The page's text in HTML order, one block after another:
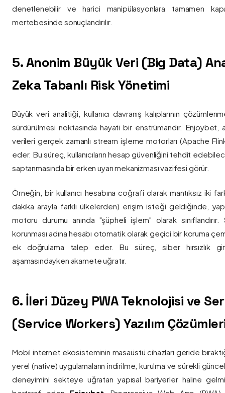
denetlenebilir ve harici manipülasyonlara tamamen
mertebesinde sonuçlandırılır.
5. Anonim Büyük Veri (Big Data)
Zeka Tabanlı Risk Yönetimi
Büyük veri analitiği, kullanıcı davranış kalıplarının
sürdürülmesi noktasında hayati bir enstrümandır. Enjoybet,
verileri gerçek zamanlı stream işleme motorları (Apache Flink
eder. Bu süreç, kullanıcıların hesap güvenliğini tehdit
saptanmasında bir erken uyarı mekanizması vazifesi görür.
Örneğin, bir kullanıcı hesabına coğrafi olarak mantıksız iki
dakika arayla farklı ülkelerden) erişim isteği geldiğinde,
motoru durumu anında "şüpheli işlem" olarak sınıflandırır.
korunması adına hesabı otomatik olarak geçici bir koruma
ek doğrulama talep eder. Bu süreç, siber hırsızlık
aşamasındayken akamete uğratır.
6. İleri Düzey PWA Teknolojisi ve
(Service Workers) Yazılım
Mobil internet ekosisteminin masaüstü cihazları geride
yerel (native) uygulamaların indirilme, kurulma ve sürekli
deneyimini sekteye uğratan yapısal bariyerler haline